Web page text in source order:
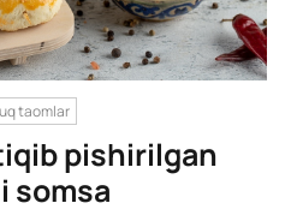
taomlar
pishirilgan
somsa